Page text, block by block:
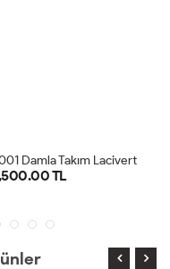
Damla Takım Lacivert
TL